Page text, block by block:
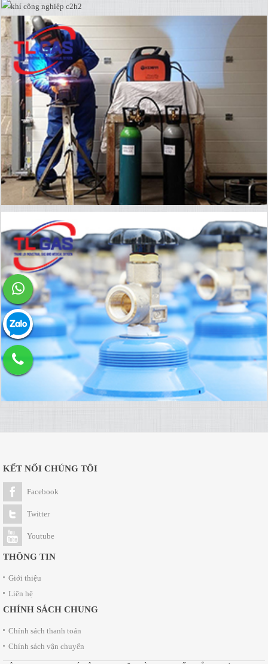
KẾT NỐI CHÚNG TÔI
Facebook
Twitter
Youtube
THÔNG TIN
Giới thiệu
Liên hệ
CHÍNH SÁCH CHUNG
Chính sách thanh toán
Chính sách vận chuyển